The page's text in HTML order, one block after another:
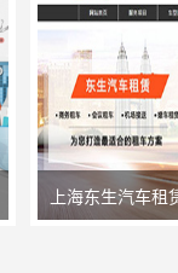
上海东生汽车租